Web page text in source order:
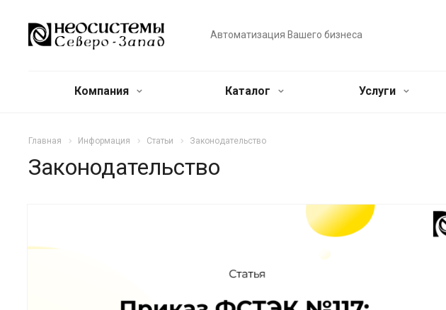
Автоматизация Вашего бизнеса
Компания Каталог Услуги
Главная Информация Статьи Законодательство
Законодательство